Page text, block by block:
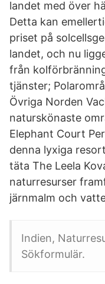
landet med över
Detta kan
priset på
landet, och nu
från
tjänster;
Övriga Norden
naturskönaste
Elephant Court
denna lyxiga
täta The Leela
naturresurser
järnmalm och
Indien,
Sökformulär.